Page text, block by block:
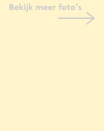
Bekijk meer foto's